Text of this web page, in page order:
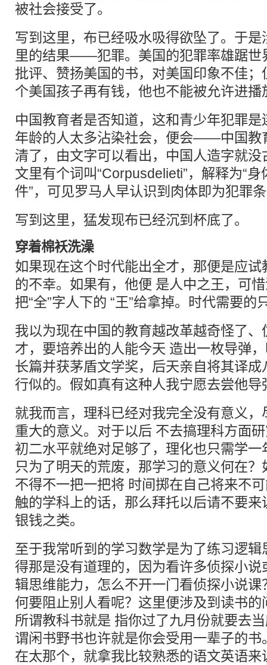
被社会接受了。
写到这里，布已经吸水吸得欲坠了。于
里的结果——犯罪。美国的犯罪率雄踞世
批评、赞扬美国的书，对美国印象不佳
个美国孩子再有钱，他也不能被允许进播
中国教育者是否知道，这和青少年犯罪
年龄的人太多沾染社会，便会——中国教
清了，由文字可以看出，中国人造字就
文里有个词叫“Corpusdelieti”，解释为“身
件”，可见罗马人早认识到肉体即为犯罪
写到这里，猛发现布已经沉到杯底了。
穿着棉袄洗澡
如果现在这个时代能出全才，那便是应
的不幸。如果有，他便 是人中之王，可
把“全”字人下的 “王”给拿掉。时代需要的
我以为现在中国的教育越改革越奇怪了
才，要培养出的人能今天 造出一枚导弹
长篇并获茅盾文学奖，后天亲自将其译
行似的。假如真有这种人我宁愿去尝他导
就我而言，理科已经对我完全没有意义
重大的意义。对于以后 不去搞理科方面
初二水平就绝对足够了，理化也只需学
只为了明天的荒废，那学习的意义何在
不得不一把一把将 时间掷在自己将来不
触的学科上的话，那么拜托以后请不要
银钱之类。
至于我常听到的学习数学是为了练习逻
得那是没有道理的，因为看许多侦探小
辑思维能力，怎么不开一门看侦探小说
何要阻止别人看呢？这里便涉及到读书
所谓教科书就是 指你过了九月份就要去
谓闲书野书也许就是你会受用一辈子的
在太那个，就拿我比较熟悉的语文英语